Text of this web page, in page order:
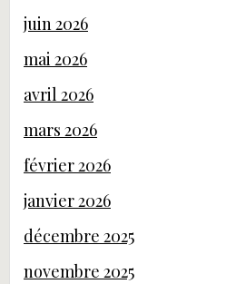
juin 2026
mai 2026
avril 2026
mars 2026
février 2026
janvier 2026
décembre 2025
novembre 2025